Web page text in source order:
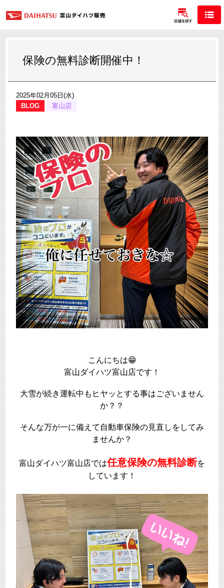
保険の無料診断開催中！
2025年02月05日(水)
BLOG
富山店
こんにちは😁
富山ダイハツ富山店です！
大雪が続き運転中もヒヤッとする事はございません
か？？
そんな万が一に備えて自動車保険の見直し をしてみ
ませんか？
富山ダイハツ富山店では任意保険の無料診断を
しています！